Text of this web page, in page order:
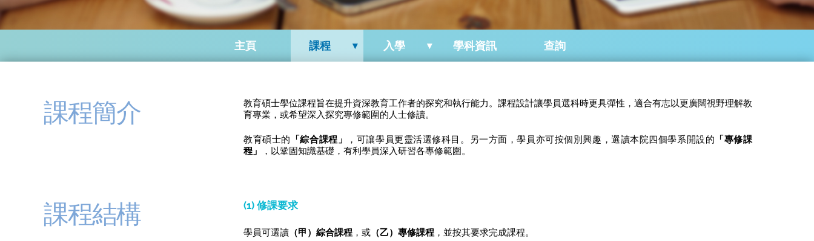
主頁 課程 入學 學科資訊 查詢
課程簡介
教育碩士學位課程旨在提升資深教育工作者的探究和執行能力。課程設計讓學員選科時更具彈性，適合有志以更廣闊視野理解教
育專業，或希望深入探究專修範圍的人士修讀。
教育碩士的 「綜合課程」 ，可讓學員更靈活選修科目。另一方面，學員亦可按個別興趣，選讀本院四個學系開設的 「專修課
程」
，以鞏固知識基礎，有利學員深入研習各專修範圍。
課程結構 (1) 修課要求
學員可選讀 （甲）綜合課程 ，或 （乙）專修課程 ，並按其要求完成課程。